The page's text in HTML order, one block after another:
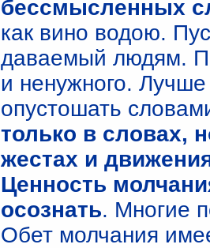
бессмысленных
как вино водою.
даваемый людям.
и ненужного.
опустошать
только в словах,
жестах и
Ценность
осознать. Многие
Обет молчания